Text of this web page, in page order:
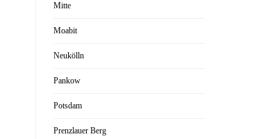
Mitte
Moabit
Neukölln
Pankow
Potsdam
Prenzlauer Berg